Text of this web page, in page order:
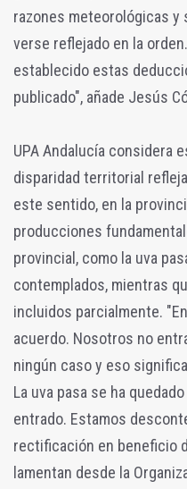
razones meteorológicas y
verse reflejado en la
establecido estas
publicado", añade Jesús
UPA Andalucía considera
disparidad territorial
este sentido, en la
producciones
provincial, como la uva
contemplados, mientras
incluidos parcialmente.
acuerdo. Nosotros no
ningún caso y eso
La uva pasa se ha
entrado. Estamos
rectificación en beneficio
lamentan desde la